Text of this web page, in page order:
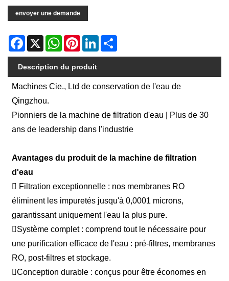
envoyer une demande
Facebook
X WhatsAppPinterestLinkedIn
Description du produit
Machines Cie., Ltd de conservation de l'eau de
Qingzhou.
Pionniers de la machine de filtration d'eau | Plus de 30
ans de leadership dans l'industrie
Avantages du produit de la machine de filtration
d'eau
 Filtration exceptionnelle : nos membranes RO
éliminent les impuretés jusqu'à 0,0001 microns,
garantissant uniquement l'eau la plus pure.
Système complet : comprend tout le nécessaire pour
une purification efficace de l'eau : pré-filtres, membranes
RO, post-filtres et stockage.
Conception durable : conçus pour être économes en